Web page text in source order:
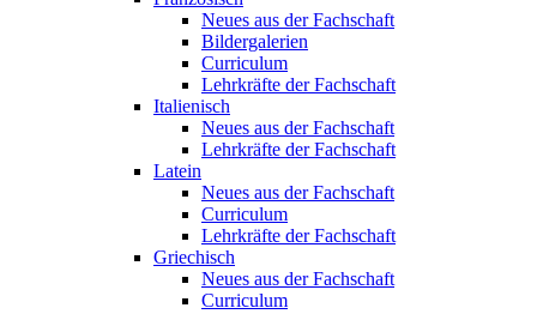
Neues aus der Fachschaft
Bildergalerien
Curriculum
Lehrkräfte der Fachschaft
Italienisch
Neues aus der Fachschaft
Lehrkräfte der Fachschaft
Latein
Neues aus der Fachschaft
Curriculum
Lehrkräfte der Fachschaft
Griechisch
Neues aus der Fachschaft
Curriculum